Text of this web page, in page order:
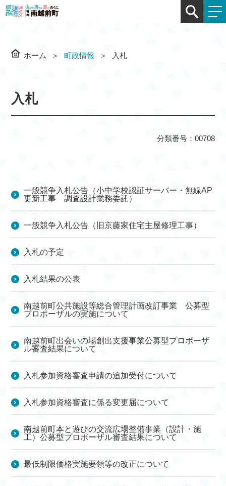
ホーム 町政情報 入札
入札
分類番号：00708
一般競争入札公告（小中学校認証サーバー・無線AP
更新工事 調査設計業務委託）
一般競争入札公告（旧京藤家住宅主屋修理工事）
入札の予定
入札結果の公表
南越前町公共施設等総合管理計画改訂事業 公募型
プロポーザルの実施について
南越前町出会いの場創出支援事業公募型プロポーザ
ル審査結果について
入札参加資格審査申請の追加受付について
入札参加資格審査に係る変更届について
南越前町本と遊びの交流広場整備事業（設計・施
工）公募型プロポーザル審査結果について
最低制限価格実施要領等の改正について